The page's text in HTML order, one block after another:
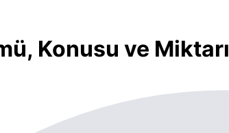
Konusu ve Miktarı